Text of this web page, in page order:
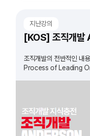
지난강의
[KOS] 조직개
조직개발의 전반적인 내용을 'Organization
Process of Leading